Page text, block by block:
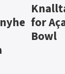
Brus
jus fra